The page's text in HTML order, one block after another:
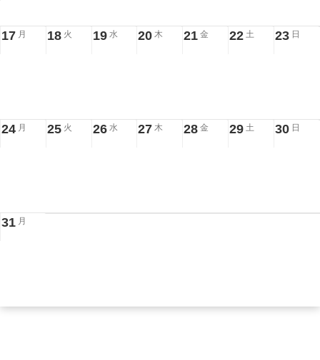
17 月 18 火 19 水 20 木 21 金 22 土 23 日
24 月 25 火 26 水 27 木 28 金 29 土 30 日
31 月